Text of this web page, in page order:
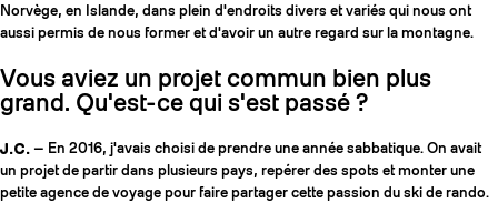
Norvège, en Islande, dans plein d'endroits divers et variés qui nous ont
aussi permis de nous former et d'avoir un autre regard sur la montagne.
Vous aviez un projet commun bien plus
grand. Qu'est-ce qui s'est passé ?
J.C. — En 2016, j'avais choisi de prendre une année sabbatique. On avait
un projet de partir dans plusieurs pays, repérer des spots et monter une
petite agence de voyage pour faire partager cette passion du ski de rando.